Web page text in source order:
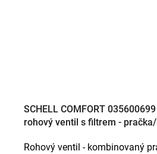
SCHELL COMFORT
rohový ventil s filtrem -
Rohový ventil - kombinovaný